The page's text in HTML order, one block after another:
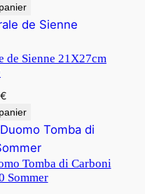
de Sienne 21X27cm
€
Tomba di Carboni
Sommer